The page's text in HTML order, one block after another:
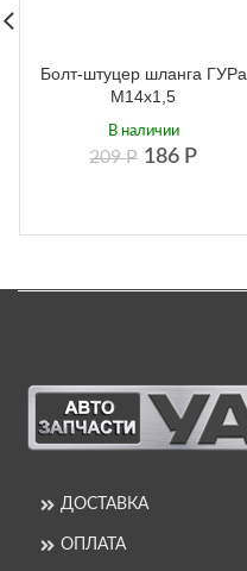
Болт-штуцер шланга ГУРа
М14х1,5
209Р 186 Р
В наличии
ДОСТАВКА
ОПЛАТА